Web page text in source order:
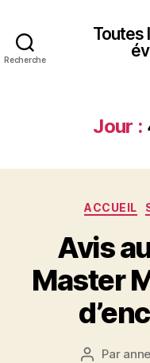
Recherche
Toutes
Jour :
ACCUEIL
Avis
Master
Auteur
Par